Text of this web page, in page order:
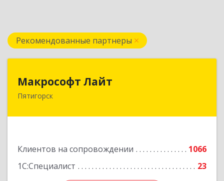
Рекомендованные партнеры
Макрософт Лайт
Пятигорск
Клиентов на сопровождении
1066
1С:Специалист
23
357501, Ставропольский край, Пятигорск г,